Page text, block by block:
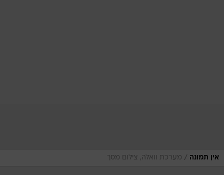
אין תמונה / מערכת וואלה, צילום מסך